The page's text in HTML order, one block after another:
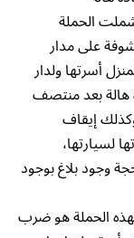
الحملة
على مدار
أسرتها ولدار
هالة بعد منتصف
إيقاف
لسيارتها،
وجود بلاغ بوجود
الحملة هو ضرب